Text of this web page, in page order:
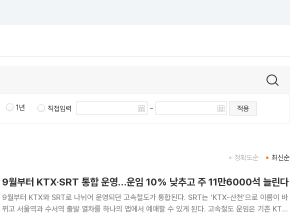
1년 직접입력 ~ 적용
최신순
정확도순
9월부터 KTX·SRT 통합 운영…운임 10% 낮추고 주 11만6000석 늘린다
9월부터 KTX와 SRT로 나뉘어 운영되던 고속철도가 통합된다. SRT는 ‘KTX-산천’으로 이름이 바
뀌고 서울역과 수서역 출발 열차를 하나의 앱에서 예매할 수 있게 된다. 고속철도 운임은 기존 KTX